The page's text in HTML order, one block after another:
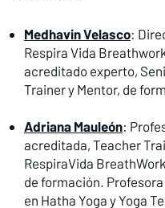
Medhavin Velasco:
Respira Vida
acreditado experto,
Trainer y Mentor, de
Adriana Mauleón:
acreditada, Teacher
RespiraVida
de formación.
en Hatha Yoga y Yoga